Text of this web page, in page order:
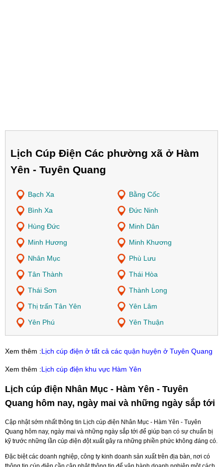
Lịch Cúp Điện Các phường xã ở Hàm
Yên - Tuyên Quang
Bạch Xa
Bằng Cốc
Bình Xa
Đức Ninh
Hùng Đức
Minh Dân
Minh Hương
Minh Khương
Nhân Mục
Phù Lưu
Tân Thành
Thái Hòa
Thái Sơn
Thành Long
Thị trấn Tân Yên
Yên Lâm
Yên Phú
Yên Thuận
Xem thêm :Lịch cúp điện ở tất cả các quận huyện ở Tuyên Quang
Xem thêm :Lịch cúp điện khu vực Hàm Yên
Lịch cúp điện Nhân Mục - Hàm Yên - Tuyên
Quang hôm nay, ngày mai và những ngày sắp tới
Cập nhật sớm nhất thông tin Lịch cúp điện Nhân Mục - Hàm Yên - Tuyên
Quang hôm nay, ngày mai và những ngày sắp tới để giúp bạn có sự chuẩn bị
kỹ trước những lần cúp điện đột xuất gây ra những phiền phức không đáng có.
Đặc biệt các doanh nghiệp, công ty kinh doanh sản xuất trên địa bàn, nơi có